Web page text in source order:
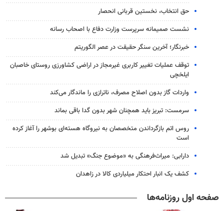
حق انتخاب، نخستین قربانی انحصار
نشست صمیمانه سرپرست وزارت دفاع با اصحاب رسانه
خبرنگار؛ آخرین سنگر حقیقت در عصر الگوریتم
توقف عملیات تغییر کاربری غیرمجاز در اراضی کشاورزی روستای خاصبان
ایلخچی
واردات گاز بدون اصلاح مصرف، ناترازی را ماندگار می‌کند
سرمست: تبریز باید همچنان شهر بدون گدا باقی بماند
روس اتم بازگرداندن متخصصان به نیروگاه هسته‌ای بوشهر را آغاز کرده
است
دارابی: میراث‌فرهنگی به «موضوع جنگ» تبدیل شد
کشف یک انبار احتکار میلیاردی کالا در زاهدان
صفحه اول روزنامه‌ها